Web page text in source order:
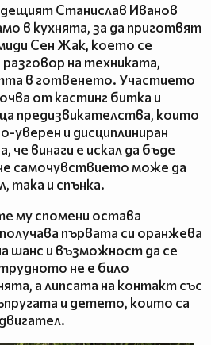
Станислав Иванов
в кухнята, за да приготвят
Сен Жак, което се
на техниката,
в готвенето. Участието
от кастинг битка и
предизвикателства, които
уверен и дисциплиниран
че винаги е искал да бъде
самочувствието може да
така и спънка.
му спомени остава
първата си оранжева
шанс и възможност да се
не е било
а липсата на контакт със
и детето, които са